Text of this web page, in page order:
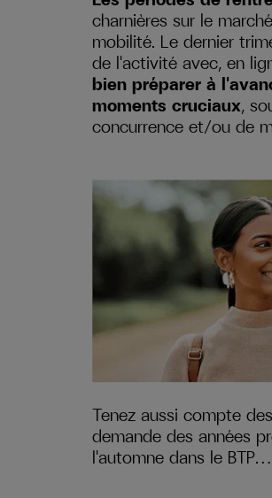
charnières sur le
mobilité. Le dernier
de l'activité avec, en
bien préparer à
moments cruciaux,
concurrence et/ou de
Tenez aussi compte
demande des années
l'automne dans le